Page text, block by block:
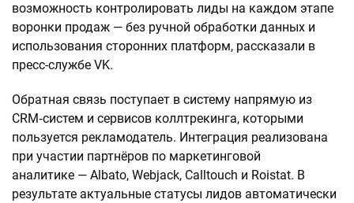
возможность контролировать лиды на каждом этапе
воронки продаж — без ручной обработки данных и
использования сторонних платформ, рассказали в
пресс-службе VK.
Обратная связь поступает в систему напрямую из
CRM‑систем и сервисов коллтрекинга, которыми
пользуется рекламодатель. Интеграция реализована
при участии партнёров по маркетинговой
аналитике — Albato, Webjack, Calltouch и Roistat. В
результате актуальные статусы лидов автоматически